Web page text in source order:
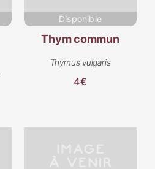
Disponible
Thym commun
Thymus vulgaris
4€